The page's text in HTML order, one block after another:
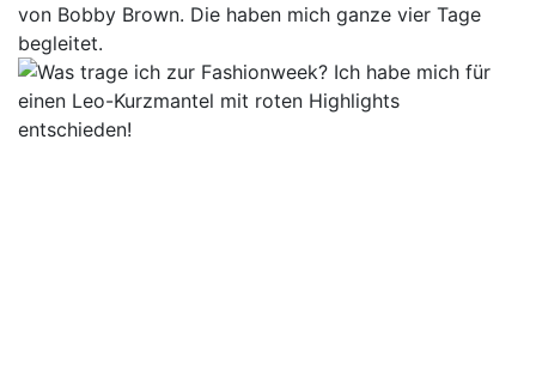
von Bobby Brown. Die haben mich ganze vier Tage
begleitet.